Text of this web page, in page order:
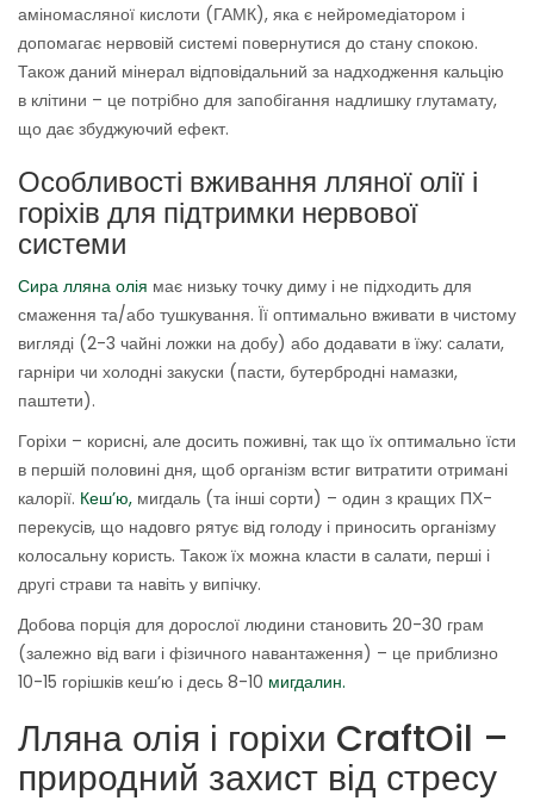
аміномасляної кислоти (ГАМК), яка є нейромедіатором і
допомагає нервовій системі повернутися до стану спокою.
Також даний мінерал відповідальний за надходження кальцію
в клітини – це потрібно для запобігання надлишку глутамату,
що дає збуджуючий ефект.
Особливості вживання лляної олії і
горіхів для підтримки нервової
системи
Сира лляна олія має низьку точку диму і не підходить для
смаження та/або тушкування. Її оптимально вживати в чистому
вигляді (2-3 чайні ложки на добу) або додавати в їжу: салати,
гарніри чи холодні закуски (пасти, бутербродні намазки,
паштети).
Горіхи – корисні, але досить поживні, так що їх оптимально їсти
в першій половині дня, щоб організм встиг витратити отримані
калорії. Кеш’ю, мигдаль (та інші сорти) – один з кращих ПХ-
перекусів, що надовго рятує від голоду і приносить організму
колосальну користь. Також їх можна класти в салати, перші і
другі страви та навіть у випічку.
Добова порція для дорослої людини становить 20-30 грам
(залежно від ваги і фізичного навантаження) – це приблизно
10-15 горішків кеш’ю і десь 8-10 мигдалин.
Лляна олія і горіхи CraftOil –
природний захист від стресу